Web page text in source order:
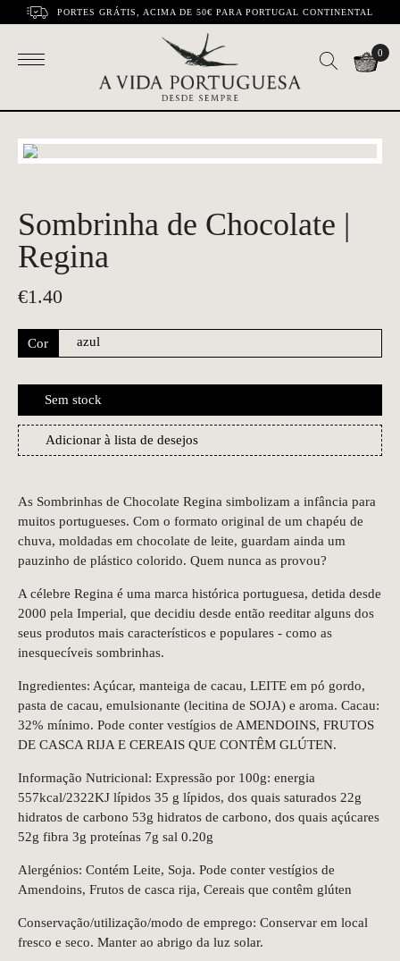
PORTES GRÁTIS, ACIMA DE 50€ PARA PORTUGAL CONTINENTAL
0
Sombrinha de Chocolate |
Regina
€1.40
Cor
Sem stock
Adicionar à lista de desejos
As Sombrinhas de Chocolate Regina simbolizam a infância para
muitos portugueses. Com o formato original de um chapéu de
chuva, moldadas em chocolate de leite, guardam ainda um
pauzinho de plástico colorido. Quem nunca as provou?
A célebre Regina é uma marca histórica portuguesa, detida desde
2000 pela Imperial, que decidiu desde então reeditar alguns dos
seus produtos mais característicos e populares - como as
inesquecíveis sombrinhas.
Ingredientes: Açúcar, manteiga de cacau, LEITE em pó gordo,
pasta de cacau, emulsionante (lecitina de SOJA) e aroma. Cacau:
32% mínimo. Pode conter vestígios de AMENDOINS, FRUTOS
DE CASCA RIJA E CEREAIS QUE CONTÊM GLÚTEN.
Informação Nutricional: Expressão por 100g: energia
557kcal/2322KJ lípidos 35 g lípidos, dos quais saturados 22g
hidratos de carbono 53g hidratos de carbono, dos quais açúcares
52g fibra 3g proteínas 7g sal 0.20g
Alergénios: Contém Leite, Soja. Pode conter vestígios de
Amendoins, Frutos de casca rija, Cereais que contêm glúten
Conservação/utilização/modo de emprego: Conservar em local
fresco e seco. Manter ao abrigo da luz solar.